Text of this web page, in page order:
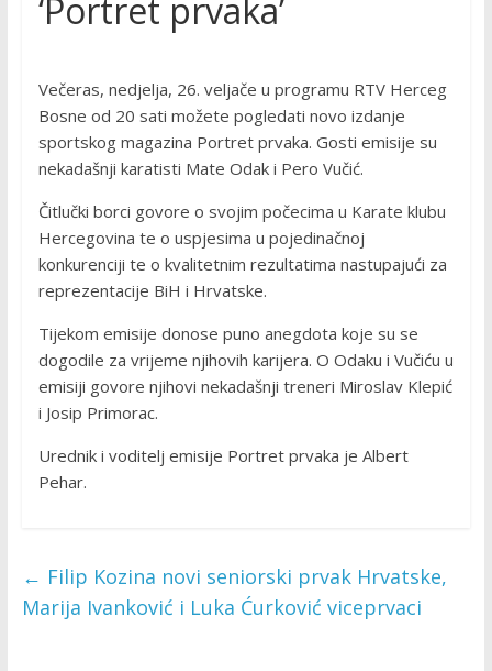
‘Portret prvaka’
Večeras, nedjelja, 26. veljače u programu RTV Herceg
Bosne od 20 sati možete pogledati novo izdanje
sportskog magazina Portret prvaka. Gosti emisije su
nekadašnji karatisti Mate Odak i Pero Vučić.
Čitlučki borci govore o svojim počecima u Karate klubu
Hercegovina te o uspjesima u pojedinačnoj
konkurenciji te o kvalitetnim rezultatima nastupajući za
reprezentacije BiH i Hrvatske.
Tijekom emisije donose puno anegdota koje su se
dogodile za vrijeme njihovih karijera. O Odaku i Vučiću u
emisiji govore njihovi nekadašnji treneri Miroslav Klepić
i Josip Primorac.
Urednik i voditelj emisije Portret prvaka je Albert
Pehar.
← Filip Kozina novi seniorski prvak Hrvatske,
Marija Ivanković i Luka Ćurković viceprvaci